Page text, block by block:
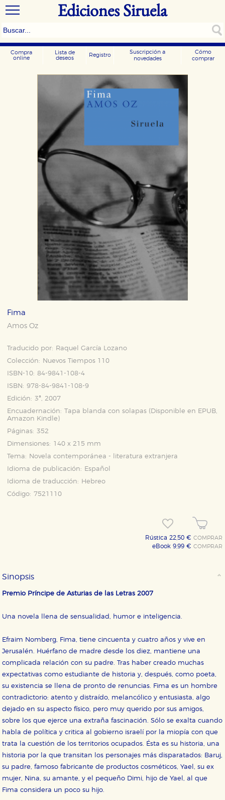
Ediciones Siruela
Compra
online
Lista de
deseos
Registro
Suscripción a
novedades
Cómo
comprar
Fima
Amos Oz
Traducido por:
Raquel García Lozano
Colección:
Nuevos Tiempos 110
ISBN-10: 84-9841-108-4
ISBN: 978-84-9841-108-9
Edición: 3ª, 2007
Encuadernación: Tapa blanda con solapas (Disponible en EPUB,
Amazon Kindle )
Páginas: 352
Dimensiones: 140 x 215 mm
Tema:
Novela contemporánea - literatura extranjera
Idioma de publicación:
Español
Idioma de traducción:
Hebreo
Código: 7521110
Rústica 22,50 €COMPRAR
eBook 9,99 €COMPRAR
Sinopsis
Premio Príncipe de Asturias de las Letras 2007
Una novela llena de sensualidad, humor e inteligencia.
Efraim Nomberg, Fima, tiene cincuenta y cuatro años y vive en
Jerusalén. Huérfano de madre desde los diez, mantiene una
complicada relación con su padre. Tras haber creado muchas
expectativas como estudiante de historia y, después, como poeta,
su existencia se llena de pronto de renuncias. Fima es un hombre
contradictorio: atento y distraído, melancólico y entusiasta, algo
dejado en su aspecto físico, pero muy querido por sus amigos,
sobre los que ejerce una extraña fascinación. Sólo se exalta cuando
habla de política y critica al gobierno israelí por la miopía con que
trata la cuestión de los territorios ocupados. Ésta es su historia, una
historia por la que transitan los personajes más disparatados: Baruj,
su padre, famoso fabricante de productos cosméticos, Yael, su ex
mujer, Nina, su amante, y el pequeño Dimi, hijo de Yael, al que
Fima considera un poco su hijo.